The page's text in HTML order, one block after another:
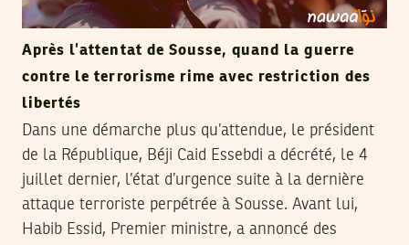
Après l’attentat de Sousse, quand la guerre
contre le terrorisme rime avec restriction des
libertés
Dans une démarche plus qu’attendue, le président
de la République, Béji Caid Essebdi a décrété, le 4
juillet dernier, l’état d’urgence suite à la dernière
attaque terroriste perpétrée à Sousse. Avant lui,
Habib Essid, Premier ministre, a annoncé des